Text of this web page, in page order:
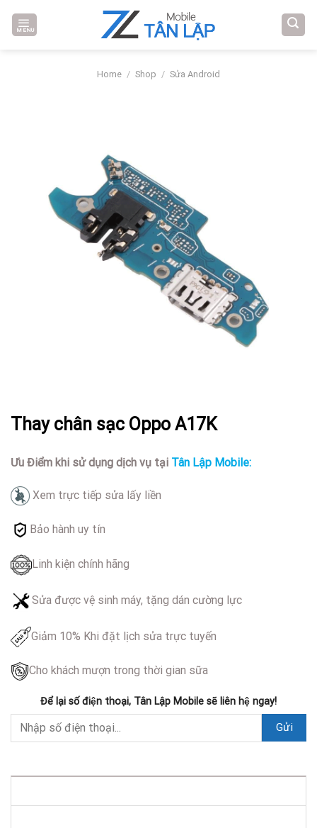
MENU
Home / Shop / Sửa Android
Thay chân sạc Oppo A17K
Ưu Điểm khi sử dụng dịch vụ tại Tân Lập Mobile:
Xem trực tiếp sửa lấy liền
Bảo hành uy tín
Linh kiện chính hãng
Sửa được vệ sinh máy, tặng dán cường lực
Giảm 10% Khi đặt lịch sửa trực tuyến
Cho khách mượn trong thời gian sữa
Để lại số điện thoại, Tân Lập Mobile sẽ liên hệ ngay!